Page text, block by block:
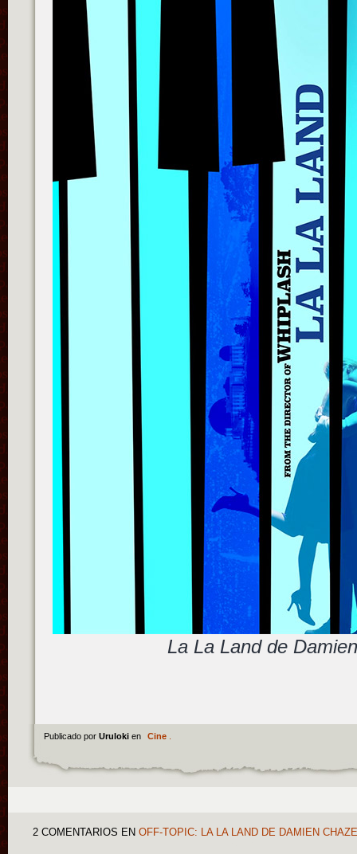
La La Land de
Publicado por Uruloki en Cine.
2 COMENTARIOS EN OFF-TOPIC: LA LA LAND DE DAMIEN